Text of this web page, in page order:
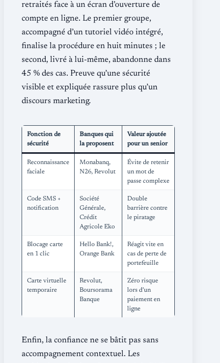
retraités face à un écran d’ouverture de
compte en ligne. Le premier groupe,
accompagné d’un tutoriel vidéo intégré,
finalise la procédure en huit minutes ; le
second, livré à lui-même, abandonne dans
45 % des cas. Preuve qu’une sécurité
visible et expliquée rassure plus qu’un
discours marketing.
Fonction de
sécurité
Banques qui
la proposent
Valeur ajoutée
pour un senior
Reconnaissance
faciale
Monabanq,
N26, Revolut
Évite de retenir
un mot de
passe complexe
Code SMS +
notification
Société
Générale,
Crédit
Agricole Eko
Double
barrière contre
le piratage
Blocage carte
en 1 clic
Hello Bank!,
Orange Bank
Réagit vite en
cas de perte de
portefeuille
Carte virtuelle
temporaire
Revolut,
Boursorama
Banque
Zéro risque
lors d’un
paiement en
ligne
Enfin, la confiance ne se bâtit pas sans
accompagnement contextuel. Les